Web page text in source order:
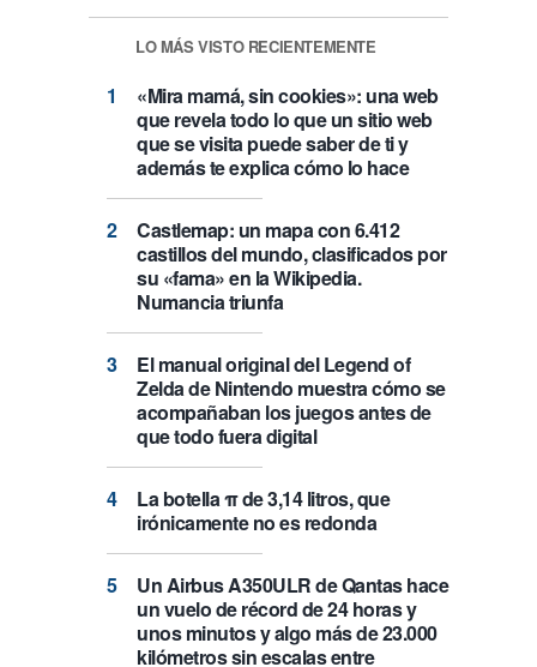
LO MÁS VISTO RECIENTEMENTE
«Mira mamá, sin cookies»: una web
que revela todo lo que un sitio web
que se visita puede saber de ti y
además te explica cómo lo hace
Castlemap: un mapa con 6.412
castillos del mundo, clasificados por
su «fama» en la Wikipedia.
Numancia triunfa
El manual original del Legend of
Zelda de Nintendo muestra cómo se
acompañaban los juegos antes de
que todo fuera digital
La botella π de 3,14 litros, que
irónicamente no es redonda
Un Airbus A350ULR de Qantas hace
un vuelo de récord de 24 horas y
unos minutos y algo más de 23.000
kilómetros sin escalas entre